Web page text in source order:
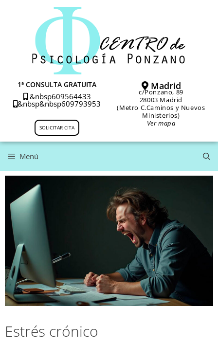
1ª CONSULTA GRATUITA
&nbsp609564433
&nbsp&nbsp609793953
SOLICITAR CITA
Madrid
c/Ponzano, 89
28003 Madrid
(Metro C.Caminos y Nuevos
Ministerios)
Ver mapa
Menú
Estrés crónico